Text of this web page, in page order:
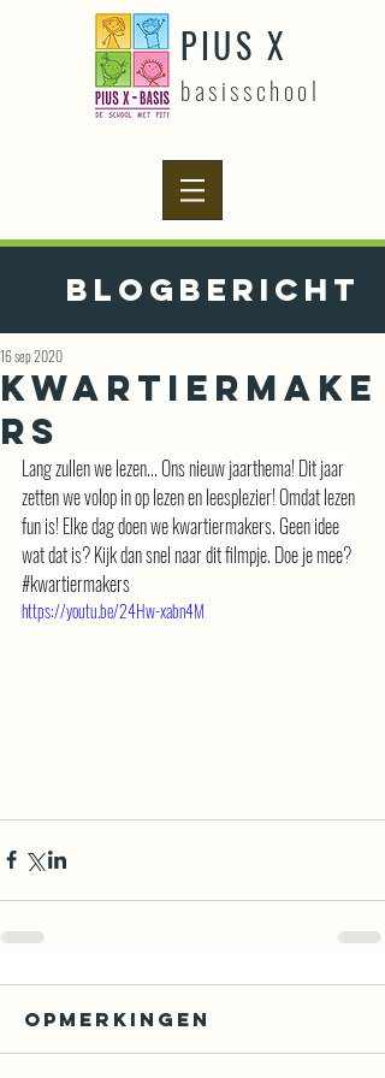
PIUS X
basisschool
Blogbericht
Kwartiermake
rs
16 sep 2020
Lang zullen we lezen... Ons nieuw jaarthema! Dit jaar
zetten we volop in op lezen en leesplezier! Omdat lezen
fun is! Elke dag doen we kwartiermakers. Geen idee
wat dat is? Kijk dan snel naar dit filmpje. Doe je mee?
#kwartiermakers
https://youtu.be/24Hw-xabn4M
Opmerkingen